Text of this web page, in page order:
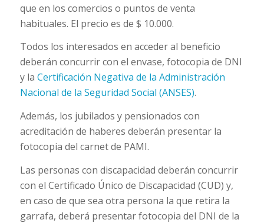
que en los comercios o puntos de venta
habituales. El precio es de $ 10.000.
Todos los interesados en acceder al beneficio
deberán concurrir con el envase, fotocopia de DNI
y la Certificación Negativa de la Administración
Nacional de la Seguridad Social (ANSES).
Además, los jubilados y pensionados con
acreditación de haberes deberán presentar la
fotocopia del carnet de PAMI.
Las personas con discapacidad deberán concurrir
con el Certificado Único de Discapacidad (CUD) y,
en caso de que sea otra persona la que retira la
garrafa, deberá presentar fotocopia del DNI de la